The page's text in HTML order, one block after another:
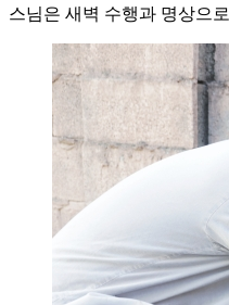
스님은 새벽 수행과 명상으